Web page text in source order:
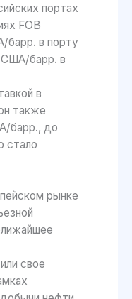
портах
FOB
барр. в порту
США/барр. в
в
также
барр., до
стало
рынке
свое